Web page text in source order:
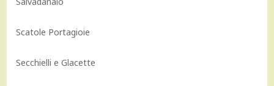
Scatole Portagioie
Secchielli e Glacette